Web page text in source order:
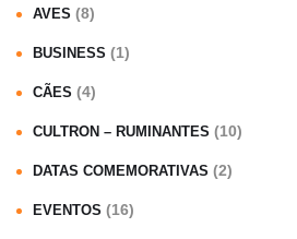
AVES (8)
BUSINESS (1)
CÃES (4)
CULTRON – RUMINANTES (10)
DATAS COMEMORATIVAS (2)
EVENTOS (16)